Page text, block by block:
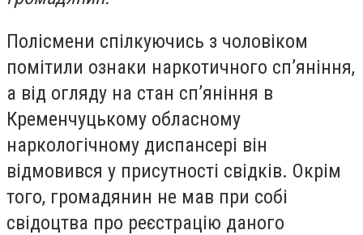
Полісмени спілкуючись з чоловіком
помітили ознаки наркотичного сп’яніння,
а від огляду на стан сп’яніння в
Кременчуцькому обласному
наркологічному диспансері він
відмовився у присутності свідків. Окрім
того, громадянин не мав при собі
свідоцтва про реєстрацію даного